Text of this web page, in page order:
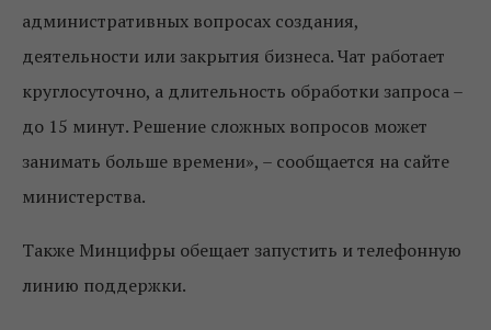
административных вопросах создания,
деятельности или закрытия бизнеса. Чат работает
круглосуточно, а длительность обработки запроса –
до 15 минут. Решение сложных вопросов может
занимать больше времени», – сообщается на сайте
министерства.
Также Минцифры обещает запустить и телефонную
линию поддержки.